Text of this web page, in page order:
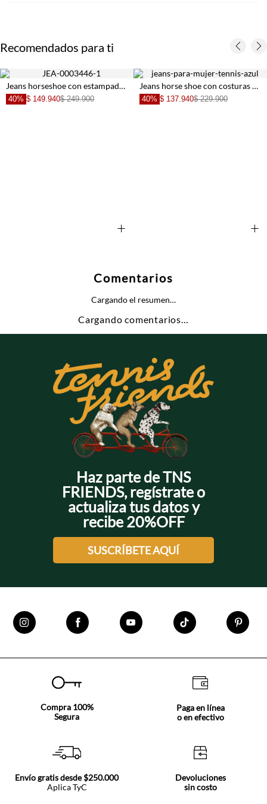
Recomendados para ti
+
Jeans horseshoe con estampado animal en denim para mujer
40% $ 149.940$ 249.900
+
Jeans horse shoe con costuras curvas en denim de algodón azul para mujer
40% $ 137.940$ 229.900
Comentarios
Cargando el resumen…
Cargando comentarios…
Haz parte de TNS
FRIENDS, regístrate o
actualiza tus datos y
recibe 20%OFF
SUSCRÍBETE AQUÍ
Compra 100%
Segura
Paga en línea
o en efectivo
Envío gratis desde $250.000
Aplica TyC
Devoluciones
sin costo